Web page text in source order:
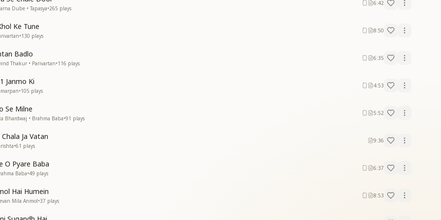
प्रीत जुटा लो
का
का
Dube • Tapasya•265 plays
6:42
Ke Tune
•130 plays
8:50
Badlo
Thakur • Parivartan•116 plays
6:35
Janmo Ki
•105 plays
4:53
Se Milne
Bhardwaj • Brahma Baba•91 plays
5:52
Ja Vatan
•61 plays
9:36
O Pyare Baba
Baba•49 plays
6:37
Hai Humein
Mila Anmol•37 plays
8:53